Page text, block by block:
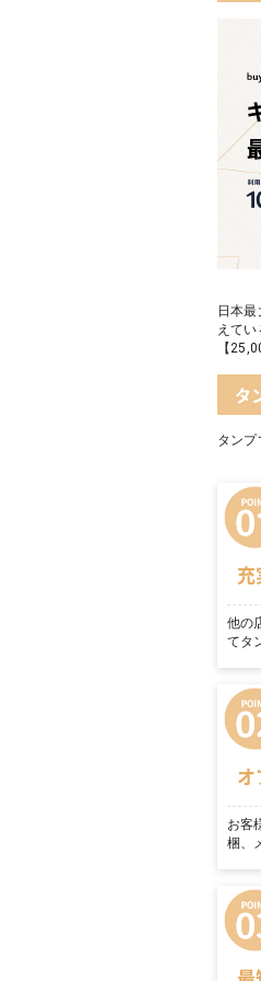
日本
えて
【
タ
タン
他の
てタ
お客
梱、